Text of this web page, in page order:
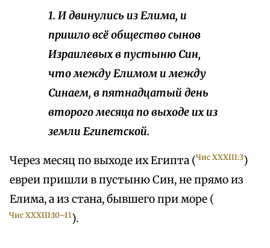
1. И двинулись из Елима, и
пришло всё общество сынов
Израилевых в пустыню Син,
что между Елимом и между
Синаем, в пятнадцатый день
второго месяца по выходе их из
земли Египетской.
Через месяц по выходе их Египта (Чис XXXIII:3)
евреи пришли в пустыню Син, не прямо из
Елима, а из стана, бывшего при море (
Чис XXXIII:10–11).